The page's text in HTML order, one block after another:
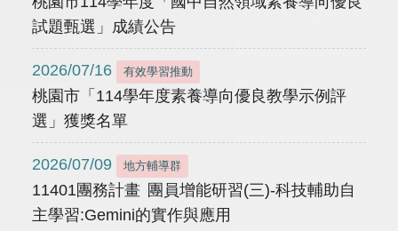
試題甄選」成績公告
2026/07/16 有效學習推動
桃園市「114學年度素養導向優良教學示例評
選」獲獎名單
2026/07/09 地方輔導群
11401團務計畫 團員增能研習(三)-科技輔助自
主學習:Gemini的實作與應用